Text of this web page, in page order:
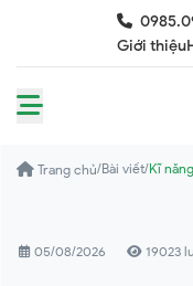
Giới thiệu
Trang chủ/Bài viết/Kĩ
05/08/2026 19023